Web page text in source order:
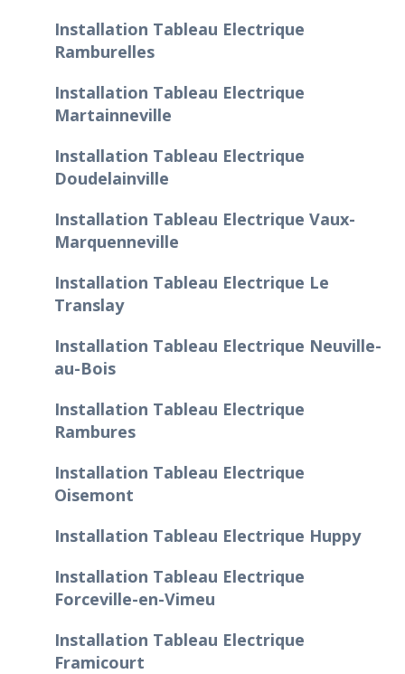
Installation Tableau Electrique
Ramburelles
Installation Tableau Electrique
Martainneville
Installation Tableau Electrique
Doudelainville
Installation Tableau Electrique Vaux-
Marquenneville
Installation Tableau Electrique Le
Translay
Installation Tableau Electrique Neuville-
au-Bois
Installation Tableau Electrique
Rambures
Installation Tableau Electrique
Oisemont
Installation Tableau Electrique Huppy
Installation Tableau Electrique
Forceville-en-Vimeu
Installation Tableau Electrique
Framicourt